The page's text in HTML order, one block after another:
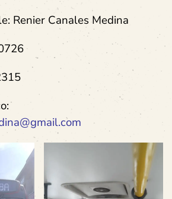
Renier Canales Medina